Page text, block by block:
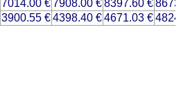
7014.00 €7908.00 €8397.60 €
3900.55 €4398.40 €4671.03 €